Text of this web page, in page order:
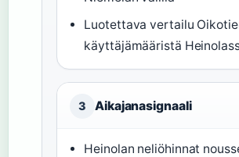
Luotettava vertailu
käyttäjämääristä
3 Aikajanasignaali
Heinolan neliöhinnat